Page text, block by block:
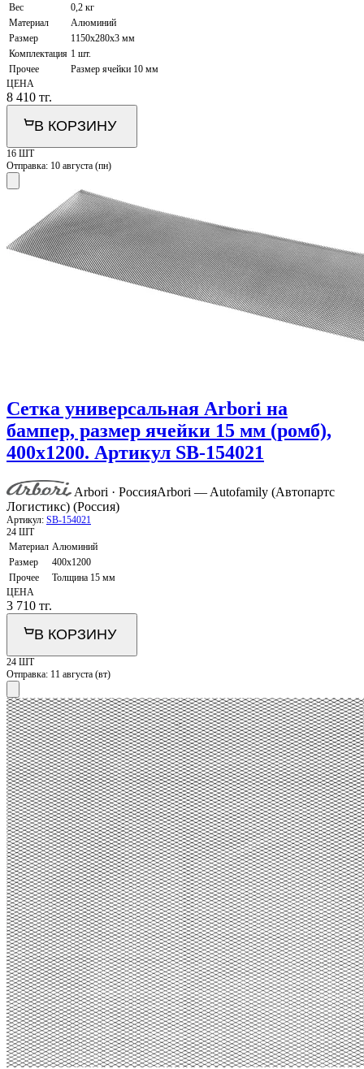
Вес
0,2 кг
Материал
Алюминий
Размер
1150х280х3 мм
Комплектация 1 шт.
Прочее
Размер ячейки 10 мм
ЦЕНА
8 410 тг.
В КОРЗИНУ
16 ШТ
Отправка: 10 августа (пн)
Сетка универсальная Arbori на
бампер, размер ячейки 15 мм (ромб),
400х1200. Артикул SB-154021
Arbori · РоссияArbori — Autofamily (Автопартс
Логистикс) (Россия)
Артикул: SB-154021
24 ШТ
Материал Алюминий
Размер
400х1200
Прочее
Толщина 15 мм
ЦЕНА
3 710 тг.
В КОРЗИНУ
24 ШТ
Отправка: 11 августа (вт)